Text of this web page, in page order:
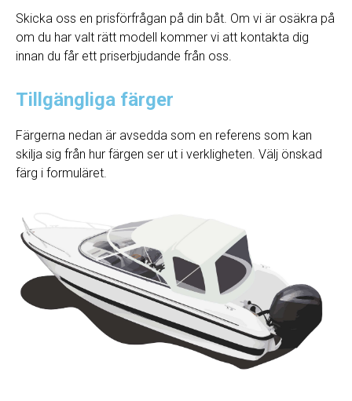
Skicka oss en prisförfrågan på din båt. Om vi ​​är osäkra på
om du har valt rätt modell kommer vi att kontakta dig
innan du får ett priserbjudande från oss.
Tillgängliga färger
Färgerna nedan är avsedda som en referens som kan
skilja sig från hur färgen ser ut i verkligheten. Välj önskad
färg i formuläret.